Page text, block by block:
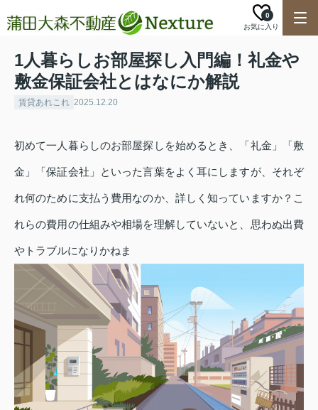
お気に入り
0
1人暮らしお部屋探し入門編！礼金や
敷金保証会社とはなにか解説
賃貸あれこれ 2025.12.20
初めて一人暮らしのお部屋探しを始めるとき、「礼金」「敷
金」「保証会社」といった言葉をよく耳にしますが、それぞ
れ何のために支払う費用なのか、詳しく知っていますか？こ
れらの費用の仕組みや相場を理解していないと、思わぬ出費
やトラブルになりかねま